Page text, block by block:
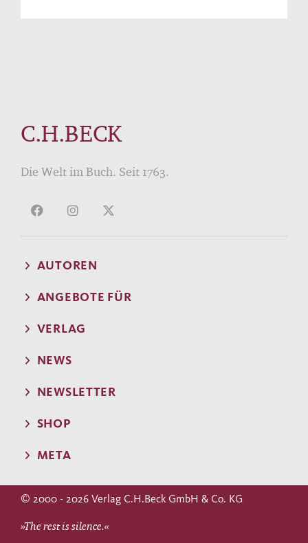
C.H.BECK
Die Welt im Buch. Seit 1763.
AUTOREN
ANGEBOTE FÜR
VERLAG
NEWS
NEWSLETTER
SHOP
META
© 2000 - 2026 Verlag C.H.Beck GmbH & Co. KG
»The rest is silence.«